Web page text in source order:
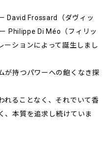
David Frossard（ダヴィッ
Philippe Di Méo（フィリッ
ーションによって誕生しまし
が持つパワーへの飽くなき探
れることなく、それでいて香
、本質を追求し続けていま